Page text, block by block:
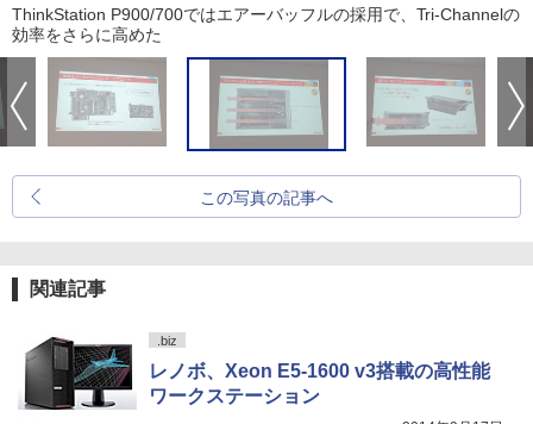
ThinkStation P900/700ではエアーバッフルの採用で、Tri-Channelの
効率をさらに高めた
この写真の記事へ
関連記事
.biz
レノボ、Xeon E5-1600 v3搭載の高性能
ワークステーション